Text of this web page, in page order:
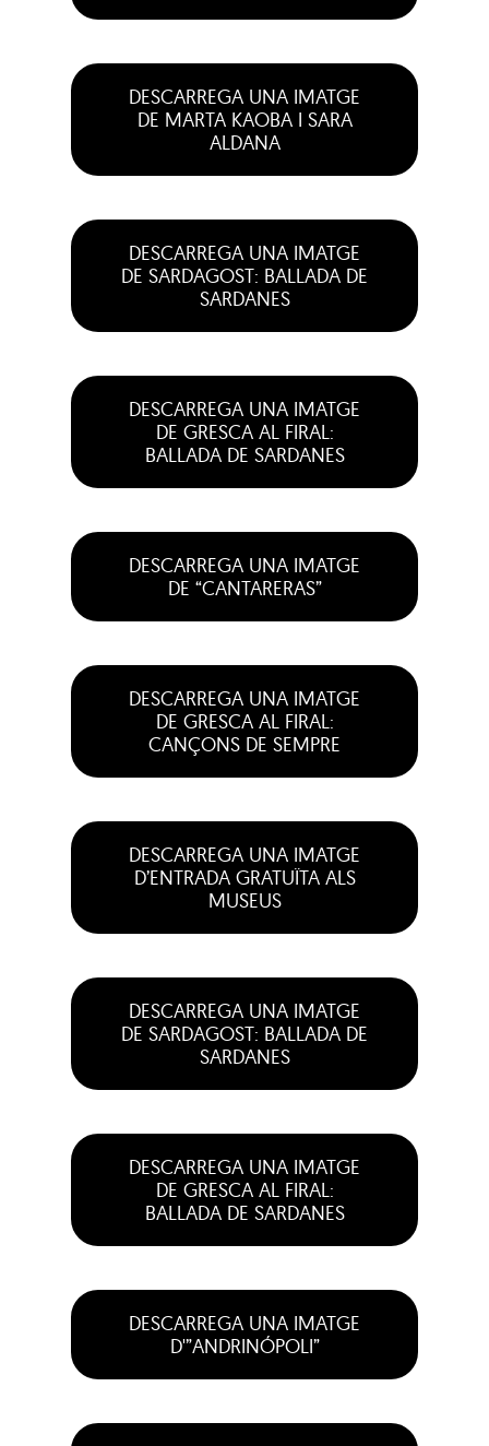
DESCARREGA UNA IMATGE
DE MARTA KAOBA I SARA
ALDANA
DESCARREGA UNA IMATGE
DE SARDAGOST: BALLADA DE
SARDANES
DESCARREGA UNA IMATGE
DE GRESCA AL FIRAL:
BALLADA DE SARDANES
DESCARREGA UNA IMATGE
DE “CANTARERAS”
DESCARREGA UNA IMATGE
DE GRESCA AL FIRAL:
CANÇONS DE SEMPRE
DESCARREGA UNA IMATGE
D’ENTRADA GRATUÏTA ALS
MUSEUS
DESCARREGA UNA IMATGE
DE SARDAGOST: BALLADA DE
SARDANES
DESCARREGA UNA IMATGE
DE GRESCA AL FIRAL:
BALLADA DE SARDANES
DESCARREGA UNA IMATGE
D'”ANDRINÓPOLI”